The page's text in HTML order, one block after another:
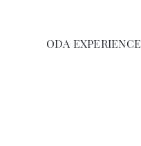
ODA EXPERIENCE